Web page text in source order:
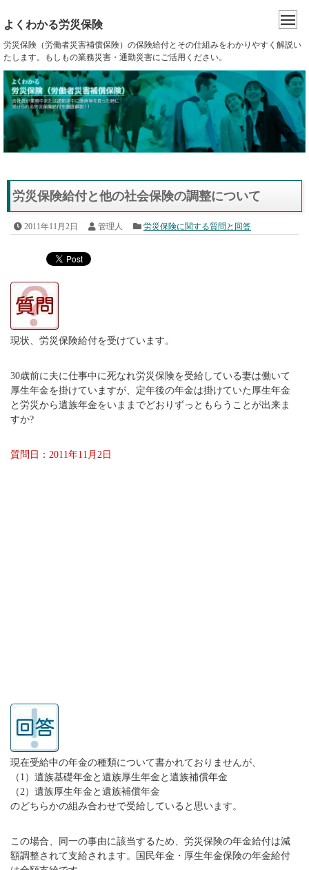
よくわかる労災保険
労災保険（労働者災害補償保険）の保険給付とその仕組みをわかりやすく解説い
たします。もしもの業務災害・通勤災害にご活用ください。
労災保険給付と他の社会保険の調整について
2011年11月2日 管理人 労災保険に関する質問と回答
現状、労災保険給付を受けています。
30歳前に夫に仕事中に死なれ労災保険を受給している妻は働いて
厚生年金を掛けていますが、定年後の年金は掛けていた厚生年金
と労災から遺族年金をいままでどおりずっともらうことが出来ま
すか?
質問日：2011年11月2日
現在受給中の年金の種類について書かれておりませんが、
（1）遺族基礎年金と遺族厚生年金と遺族補償年金
（2）遺族厚生年金と遺族補償年金
のどちらかの組み合わせで受給していると思います。
この場合、同一の事由に該当するため、労災保険の年金給付は減
額調整されて支給されます。国民年金・厚生年金保険の年金給付